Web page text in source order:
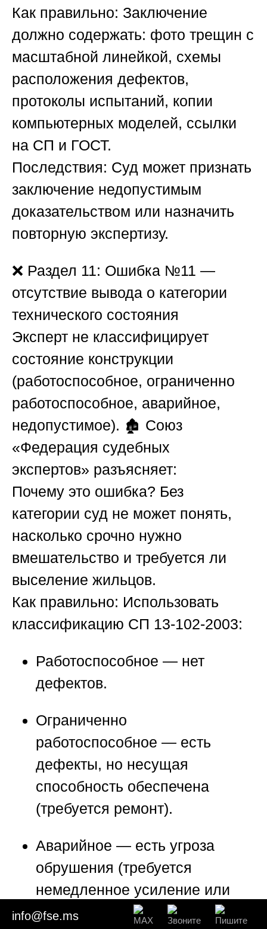
Как правильно: Заключение
должно содержать: фото трещин с
масштабной линейкой, схемы
расположения дефектов,
протоколы испытаний, копии
компьютерных моделей, ссылки
на СП и ГОСТ.
Последствия: Суд может признать
заключение недопустимым
доказательством или назначить
повторную экспертизу.
❌ Раздел 11: Ошибка №11 —
отсутствие вывода о категории
технического состояния
Эксперт не классифицирует
состояние конструкции
(работоспособное, ограниченно
работоспособное, аварийное,
недопустимое). 🏚️ Союз
«Федерация судебных
экспертов» разъясняет:
Почему это ошибка? Без
категории суд не может понять,
насколько срочно нужно
вмешательство и требуется ли
выселение жильцов.
Как правильно: Использовать
классификацию СП 13-102-2003:
Работоспособное — нет
дефектов.
Ограниченно
работоспособное — есть
дефекты, но несущая
способность обеспечена
(требуется ремонт).
Аварийное — есть угроза
обрушения (требуется
немедленное усиление или
разборка).
info@fse.ms